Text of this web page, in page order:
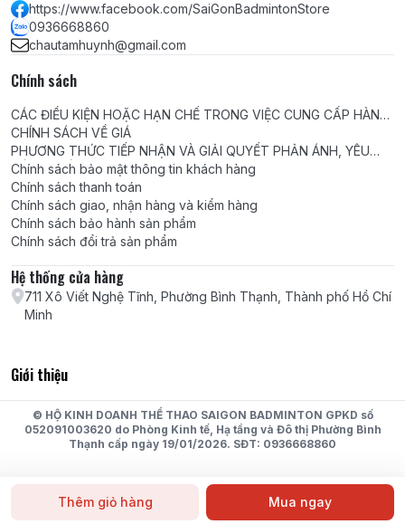
Thêm giỏ hàng Mua ngay
https://www.facebook.com/SaiGonBadmintonStore
0936668860
chautamhuynh@gmail.com
Chính sách
CÁC ĐIỀU KIỆN HOẶC HẠN CHẾ TRONG VIỆC CUNG CẤP HÀNG
HÓA, DỊCH VỤ
CHÍNH SÁCH VỀ GIÁ
PHƯƠNG THỨC TIẾP NHẬN VÀ GIẢI QUYẾT PHẢN ÁNH, YÊU
CẦU, KHIẾU NẠI
Chính sách bảo mật thông tin khách hàng
Chính sách thanh toán
Chính sách giao, nhận hàng và kiểm hàng
Chính sách bảo hành sản phẩm
Chính sách đổi trả sản phẩm
Hệ thống cửa hàng
711 Xô Viết Nghệ Tĩnh, Phường Bình Thạnh, Thành phố Hồ Chí
Minh
Giới thiệu
© HỘ KINH DOANH THỂ THAO SAIGON BADMINTON GPKD số
052091003620 do Phòng Kinh tế, Hạ tầng và Đô thị Phường Bình
Thạnh cấp ngày 19/01/2026. SĐT: 0936668860